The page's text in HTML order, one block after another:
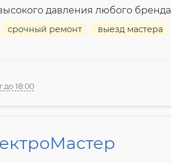
давления любого бренда
срочный ремонт выезд мастера
до 18:00